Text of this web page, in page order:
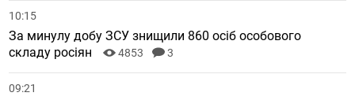
10:15
За минулу добу ЗСУ знищили 860 осіб особового
складу росіян
4853 3
09:21